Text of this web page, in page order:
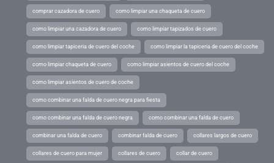
comprar cazadora de cuero como limpiar una chaqueta de cuero
como limpiar una cazadora de cuero como limpiar tapizados de cuero
como limpiar tapiceria de cuero del coche como limpiar la tapiceria de cuero del coche
como limpiar chaqueta de cuero como limpiar asientos de cuero del coche
como limpiar asientos de cuero de coche
como combinar una falda de cuero negra para fiesta
como combinar una falda de cuero negra como combinar una falda de cuero
combinar una falda de cuero combinar falda de cuero collares largos de cuero
collares de cuero para mujer collares de cuero collar de cuero